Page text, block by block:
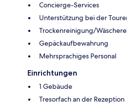
Concierge-Services
Unterstützung bei der
Trockenreinigung/
Gepäckaufbewahrung
Mehrsprachiges Personal
Einrichtungen
1 Gebäude
Tresorfach an der Rezeption